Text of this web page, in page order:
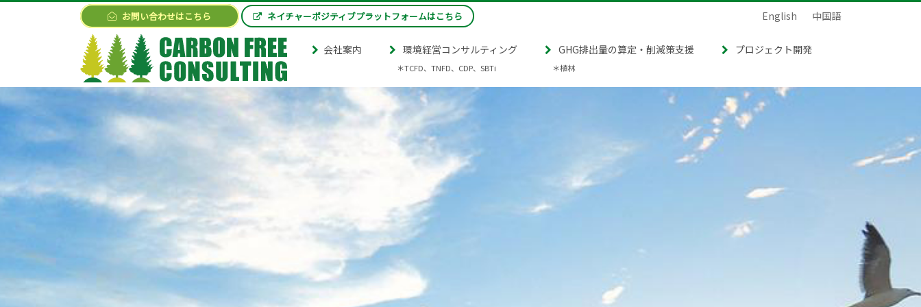
お問い合わせはこちら ネイチャーポジティブプラットフォームはこちら English 中国語
会社案内 環境経営コンサルティング
＊TCFD、TNFD、CDP、SBTi
GHG排出量の算定・削減策支援
＊植林
プロジェクト開発